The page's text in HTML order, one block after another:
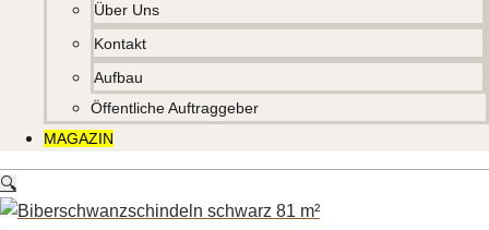
Über Uns
Kontakt
Aufbau
Öffentliche Auftraggeber
MAGAZIN
🔍